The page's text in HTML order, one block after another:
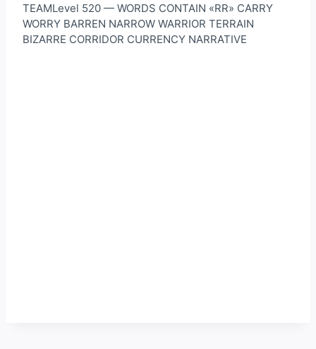
TEAMLevel 520 — WORDS CONTAIN «RR» CARRY
WORRY BARREN NARROW WARRIOR TERRAIN
BIZARRE CORRIDOR CURRENCY NARRATIVE